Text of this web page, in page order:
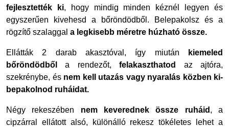
fejlesztették ki, hogy mindig minden kéznél legyen és
egyszerűen kivehesd a bőröndödből. Belepakolsz és a
rögzítő szalaggal a legkisebb méretre húzható össze.
Ellátták 2 darab akasztóval, így miután
kiemeled
bőröndödből
a rendezőt,felakaszthatod
az ajtóra,
szekrénybe, és nem kell utazás vagy nyaralás közben ki-
bepakolnod ruháidat.
Négy rekeszében nem keverednek össze ruháid , a
cipzárral ellátott alsó, különálló rekesz tökéletes lehet a